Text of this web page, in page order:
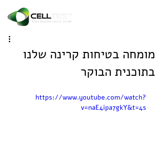
מומחה בטיחות קרינה שלנו
בתוכנית הבוקר
https://www.youtube.com/watch?
v=naE4ipa7gkY&t=4s